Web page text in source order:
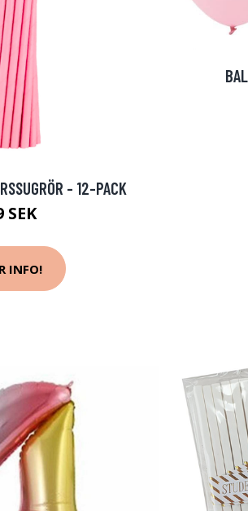
- 12-PACK
SEK
INFO!